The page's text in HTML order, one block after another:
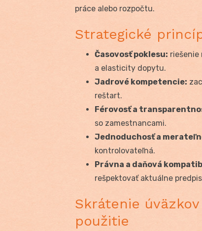
práce alebo rozpočtu.
Strategické
Časovosť poklesu: riešenie
a elasticity dopytu.
Jadrové kompetencie:
reštart.
Férovosť a
so zamestnancami.
Jednoduchosť a
kontrolovateľná.
Právna a daňová
rešpektovať aktuálne
Skrátenie
použitie